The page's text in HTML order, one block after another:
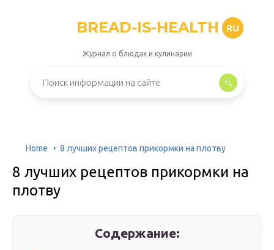
BREAD-IS-HEALTH RU
Журнал о блюдах и кулинарии
Home 8 лучших рецептов прикормки на плотву
8 лучших рецептов прикормки на
плотву
Содержание: